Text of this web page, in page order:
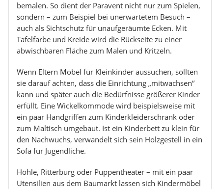
bemalen. So dient der Paravent nicht nur zum Spielen,
sondern – zum Beispiel bei unerwartetem Besuch –
auch als Sichtschutz für unaufgeräumte Ecken. Mit
Tafelfarbe und Kreide wird die Rückseite zu einer
abwischbaren Fläche zum Malen und Kritzeln.
Wenn Eltern Möbel für Kleinkinder aussuchen, sollten
sie darauf achten, dass die Einrichtung „mitwachsen“
kann und später auch die Bedürfnisse größerer Kinder
erfüllt. Eine Wickelkommode wird beispielsweise mit
ein paar Handgriffen zum Kinderkleiderschrank oder
zum Maltisch umgebaut. Ist ein Kinderbett zu klein für
den Nachwuchs, verwandelt sich sein Holzgestell in ein
Sofa für Jugendliche.
Höhle, Ritterburg oder Puppentheater – mit ein paar
Utensilien aus dem Baumarkt lassen sich Kindermöbel